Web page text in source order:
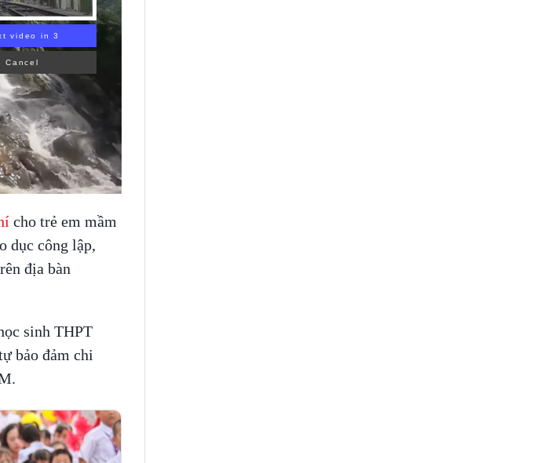
video in 1
Cancel
cho trẻ em mầm
dục công lập,
địa bàn
sinh THPT
bảo đảm chi